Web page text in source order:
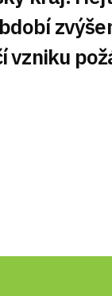
vzniku